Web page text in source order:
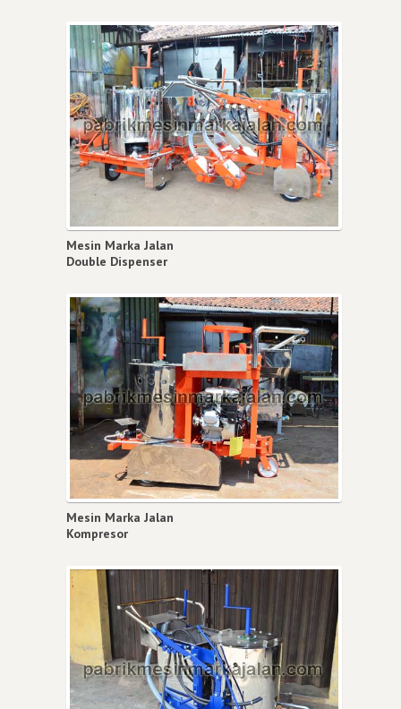
Mesin Marka Jalan
Double Dispenser
Mesin Marka Jalan
Kompresor